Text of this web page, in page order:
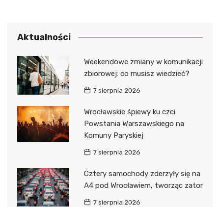
Aktualności
Weekendowe zmiany w komunikacji
zbiorowej: co musisz wiedzieć?
7 sierpnia 2026
Wrocławskie śpiewy ku czci
Powstania Warszawskiego na
Komuny Paryskiej
7 sierpnia 2026
Cztery samochody zderzyły się na
A4 pod Wrocławiem, tworząc zator
7 sierpnia 2026